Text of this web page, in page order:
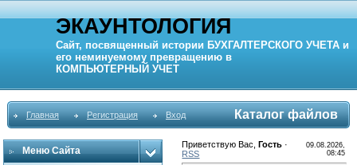
ЭКАУНТОЛОГИЯ
Сайт, посвященный истории БУХГАЛТЕРСКОГО УЧЕТА и
его неминуемому превращению в
КОМПЬЮТЕРНЫЙ УЧЕТ
Главная Регистрация Вход Каталог файлов
Меню Сайта
Приветствую Вас ,Гость ·
RSS
09.08.2026,
08:45